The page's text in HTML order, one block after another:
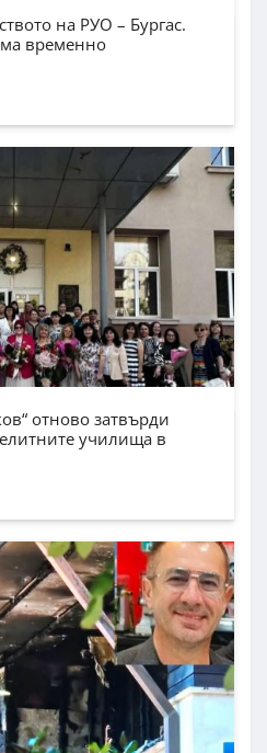
на РУО – Бургас.
временно
отново затвърди
училища в